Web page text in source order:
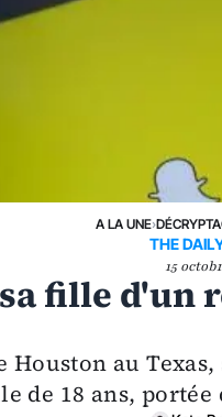
A LA UNE›
THE
15
fille d'un
Houston au
de 18 ans,